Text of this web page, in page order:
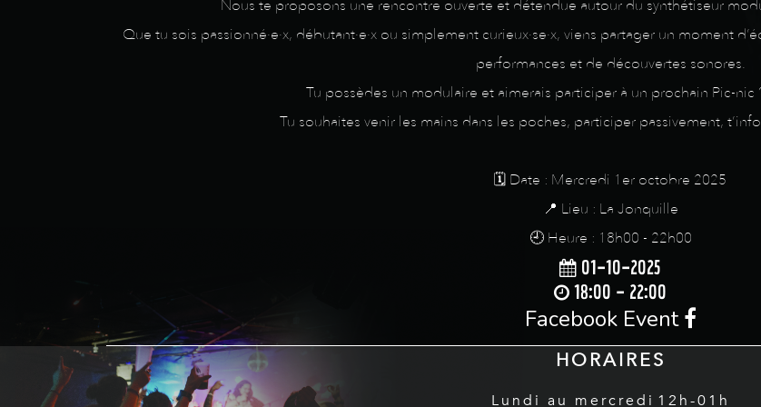
Nous te proposons une rencontre ouverte et détendue autour du synthétiseur
Que tu sois passionné·e·x, débutant·e·x ou simplement curieux·se·x, viens partager un moment
performances et de découvertes sonores.
Tu possèdes un modulaire et aimerais participer à un prochain Pic-nic
Tu souhaites venir les mains dans les poches, participer passivement,
🗓️ Date : Mercredi 1er octobre 2025
📍 Lieu : La Jonquille
🕘 Heure : 18h00 - 22h00
01-10-2025
18:00 - 22:00
Facebook Event
HORAIRES
Lundi au mercredi 12h-01h